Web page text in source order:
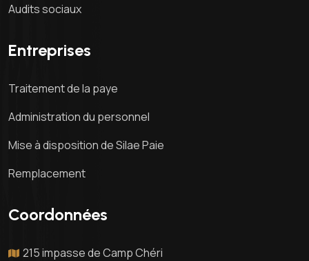
Audits sociaux
Entreprises
Traitement de la paye
Administration du personnel
Mise à disposition de Silae Paie
Remplacement
Coordonnées
215 impasse de Camp Chéri